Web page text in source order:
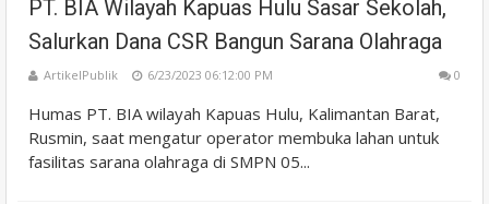
PT. BIA Wilayah Kapuas Hulu Sasar Sekolah,
Salurkan Dana CSR Bangun Sarana Olahraga
ArtikelPublik 6/23/2023 06:12:00 PM 0
Humas PT. BIA wilayah Kapuas Hulu, Kalimantan Barat,
Rusmin, saat mengatur operator membuka lahan untuk
fasilitas sarana olahraga di SMPN 05...